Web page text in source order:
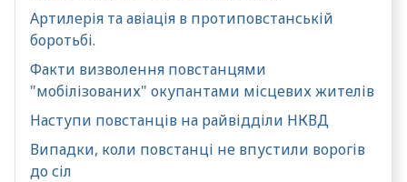
Артилерія та авіація в протиповстанській
боротьбі.
Факти визволення повстанцями
"мобілізованих" окупантами місцевих жителів
Наступи повстанців на райвідділи НКВД
Випадки, коли повстанці не впустили ворогів
до сіл